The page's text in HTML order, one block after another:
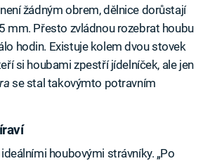
žádným obrem, dělnice dorůstají
mm. Přesto zvládnou rozebrat houbu
hodin. Existuje kolem dvou stovek
si houbami zpestří jídelníček, ale jen
se stal takovýmto potravním
houbovými strávníky. „Po